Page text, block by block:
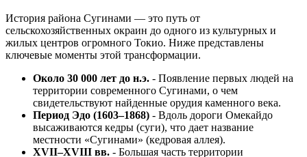
История района Сугинами — это путь от
сельскохозяйственных окраин до одного из культурных и
жилых центров огромного Токио. Ниже представлены
ключевые моменты этой трансформации.
Около 30 000 лет до н.э. - Появление первых людей на
территории современного Сугинами, о чем
свидетельствуют найденные орудия каменного века.
Период Эдо (1603–1868) - Вдоль дороги Омекайдо
высаживаются кедры (суги), что дает название
местности «Сугинами» (кедровая аллея).
XVII–XVIII вв. - Большая часть территории